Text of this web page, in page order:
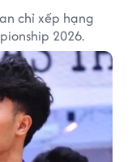
chỉ xếp hạng
2026.